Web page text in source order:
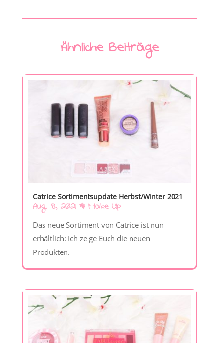
Ähnliche Beiträge
Catrice Sortimentsupdate Herbst/Winter 2021
Aug. 8, 2021| Make Up
Das neue Sortiment von Catrice ist nun
erhältlich: Ich zeige Euch die neuen
Produkten.